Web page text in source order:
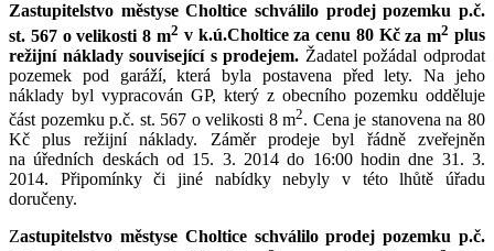
Zastupitelstvo městyse Choltice schválilo prodejpozemku p.č.
st. 567 o velikosti 8 m2 v k.ú.Choltice za cenu 80 Kčza m2 plus
režijní nákladysouvisející s prodejem. Žadatel požádal odprodat
pozemek pod garáží, která byla postavena před lety. Na jeho
náklady byl vypracován GP, který z obecního pozemku odděluje
část pozemku p.č. st. 567 o velikosti 8 m2. Cena je stanovena na 80
Kč plus režijní náklady. Záměr prodeje byl řádně zveřejněn
na úředních deskách od 15. 3. 2014 do 16:00 hodin dne 31. 3.
2014. Připomínky či jiné nabídky nebyly v této lhůtě úřadu
doručeny.
Zastupitelstvo městyse Choltice schváliloprodej pozemku p.č.